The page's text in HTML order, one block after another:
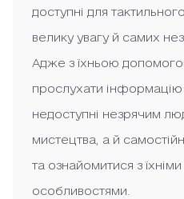
доступні для
велику увагу й самих
Адже з їхньою
прослухати
недоступні незрячим
мистецтва, а й
та ознайомитися з
особливостями.